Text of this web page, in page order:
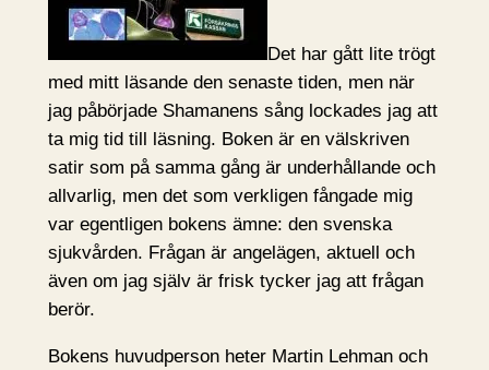
Det har gått lite trögt
med mitt läsande den senaste tiden, men när
jag påbörjade Shamanens sång lockades jag att
ta mig tid till läsning. Boken är en välskriven
satir som på samma gång är underhållande och
allvarlig, men det som verkligen fångade mig
var egentligen bokens ämne: den svenska
sjukvården. Frågan är angelägen, aktuell och
även om jag själv är frisk tycker jag att frågan
berör.
Bokens huvudperson heter Martin Lehman och